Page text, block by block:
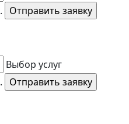
.
Выбор услуг
.